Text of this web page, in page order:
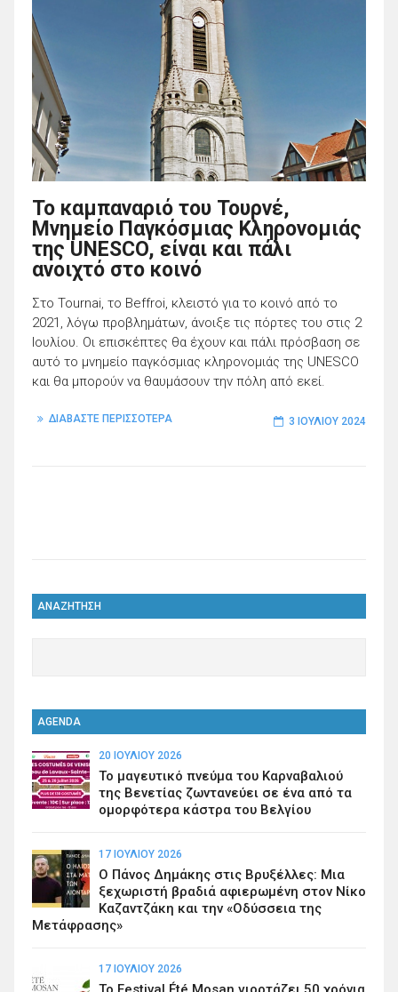
Το καμπαναριό του Τουρνέ,
Μνημείο Παγκόσμιας Κληρονομιάς
της UNESCO, είναι και πάλι
ανοιχτό στο κοινό
Στο Tournai, το Beffroi, κλειστό για το κοινό από το
2021, λόγω προβλημάτων, άνοιξε τις πόρτες του στις 2
Ιουλίου. Οι επισκέπτες θα έχουν και πάλι πρόσβαση σε
αυτό το μνημείο παγκόσμιας κληρονομιάς της UNESCO
και θα μπορούν να θαυμάσουν την πόλη από εκεί.
ΔΙΑΒΑΣΤΕ ΠΕΡΙΣΣΟΤΕΡΑ 3 ΙΟΥΛΊΟΥ 2024
ΑΝΑΖΗΤΗΣΗ
AGENDA
20 ΙΟΥΛΊΟΥ 2026
Το μαγευτικό πνεύμα του Καρναβαλιού
της Βενετίας ζωντανεύει σε ένα από τα
ομορφότερα κάστρα του Βελγίου
17 ΙΟΥΛΊΟΥ 2026
Ο Πάνος Δημάκης στις Βρυξέλλες: Μια
ξεχωριστή βραδιά αφιερωμένη στον Νίκο
Καζαντζάκη και την «Οδύσσεια της
Μετάφρασης»
17 ΙΟΥΛΊΟΥ 2026